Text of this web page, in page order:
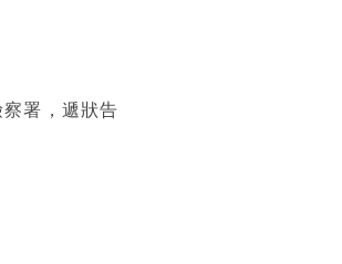
署，遞狀告